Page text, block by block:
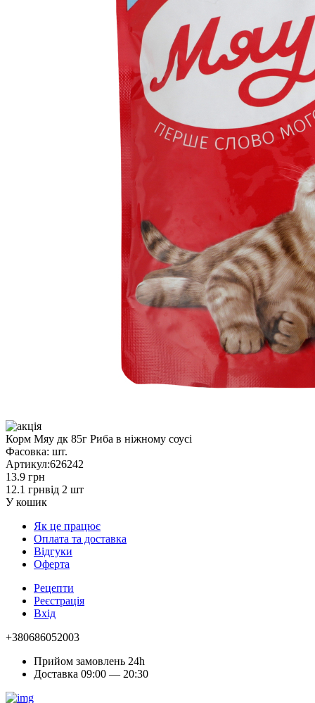
Корм Мяу дк 85г Риба в ніжному соусі
Фасовка: шт.
Артикул:626242
13.9 грн
12.1 грнвід 2 шт
У кошик
Як це працює
Оплата та доставка
Відгуки
Оферта
Рецепти
Реєстрація
Вхід
+380686052003
Прийом замовлень 24h
Доставка 09:00 — 20:30